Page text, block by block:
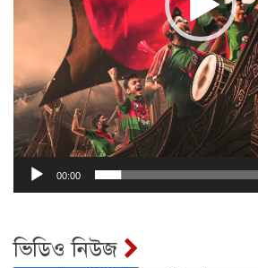
00:00
ভিডিও নিউজ